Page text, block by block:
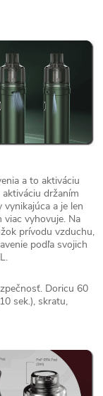
a to aktiváciu
držaním
a je len
vyhovuje. Na
prívodu vzduchu,
podľa svojich
Doricu 60
sek.), skratu,